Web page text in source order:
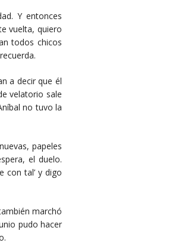
Y entonces
vuelta, quiero
todos chicos
a decir que él
velatorio sale
no tuvo la
papeles
el duelo.
con tal’ y digo
marchó
pudo hacer